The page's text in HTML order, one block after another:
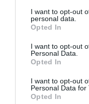
I want to opt-out
personal data.
Opted In
I want to opt-out
Personal Data.
Opted In
I want to opt-out
Personal Data for
Opted In
Gwarancja producenta
Obsługa i
wsparcie
Deklarowana waga jest
konfiguracji oraz zmian
INFORMACJE